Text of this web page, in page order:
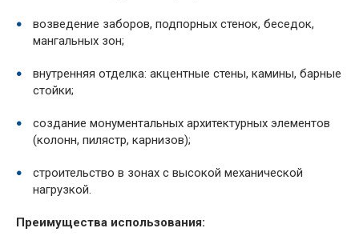
возведение заборов, подпорных стенок, беседок,
мангальных зон;
внутренняя отделка: акцентные стены, камины, барные
стойки;
создание монументальных архитектурных элементов
(колонн, пилястр, карнизов);
строительство в зонах с высокой механической
нагрузкой.
Преимущества использования: